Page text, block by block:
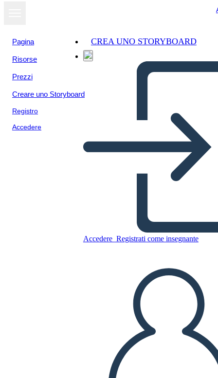
Pagina
Risorse
Prezzi
Creare uno Storyboard
Registro
Accedere
CREA UNO STORYBOARD
Accedere Registrati come insegnante
Ettevõttedisaini Mõtlemise
Copia questo Storyboard
RIPRODURRE LA PRESENTAZIONE
LEGGIMI